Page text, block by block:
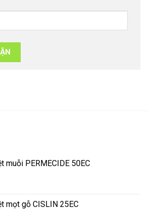
muỗi PERMECIDE 50EC
mọt gỗ CISLIN 25EC